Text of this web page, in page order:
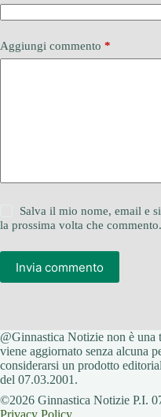
Aggiungi commento *
Salva il mio nome, email e
la prossima volta che commento.
Invia commento
@Ginnastica Notizie non è una
viene aggiornato senza alcuna
considerarsi un prodotto
del 07.03.2001.
©2026 Ginnastica Notizie P.I.